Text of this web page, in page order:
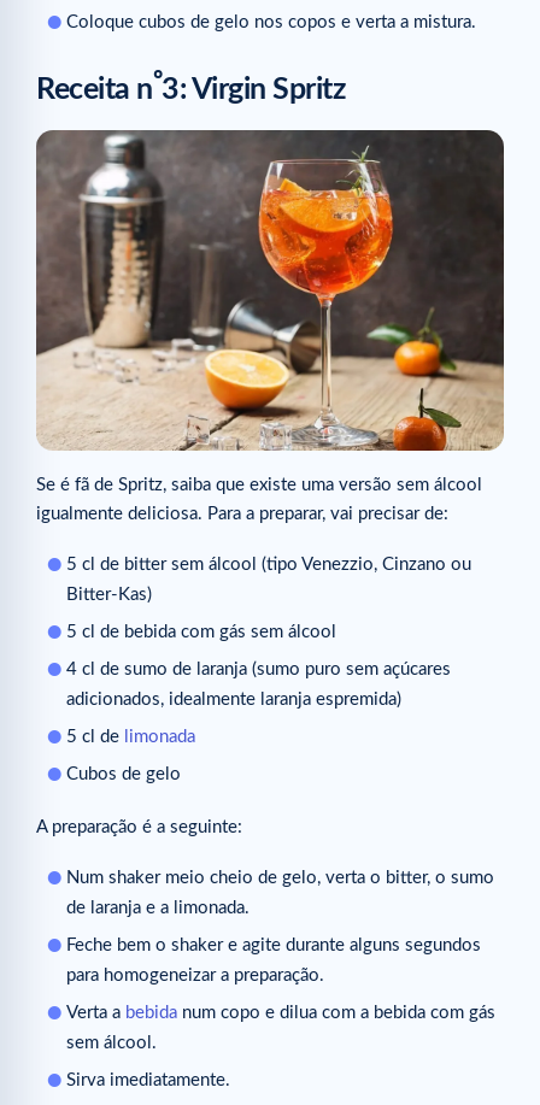
Coloque cubos de gelo nos copos e verta a mistura.
Receita nº3: Virgin Spritz
Se é fã de Spritz, saiba que existe uma versão sem álcool
igualmente deliciosa. Para a preparar, vai precisar de:
5 cl de bitter sem álcool (tipo Venezzio, Cinzano ou
Bitter-Kas)
5 cl de bebida com gás sem álcool
4 cl de sumo de laranja (sumo puro sem açúcares
adicionados, idealmente laranja espremida)
5 cl de limonada
Cubos de gelo
A preparação é a seguinte:
Num shaker meio cheio de gelo, verta o bitter, o sumo
de laranja e a limonada.
Feche bem o shaker e agite durante alguns segundos
para homogeneizar a preparação.
Verta a bebida num copo e dilua com a bebida com gás
sem álcool.
Sirva imediatamente.